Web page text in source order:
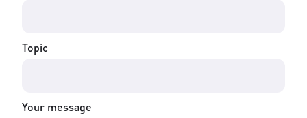
Topic
Your message